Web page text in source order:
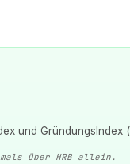
und
über HRB allein.